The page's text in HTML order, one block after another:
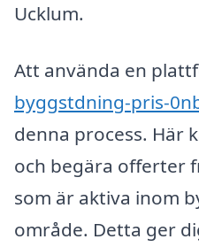
Ucklum.
Att använda en
byggstdning-pris-
denna process. Här
och begära offerter
som är aktiva inom
område. Detta ger